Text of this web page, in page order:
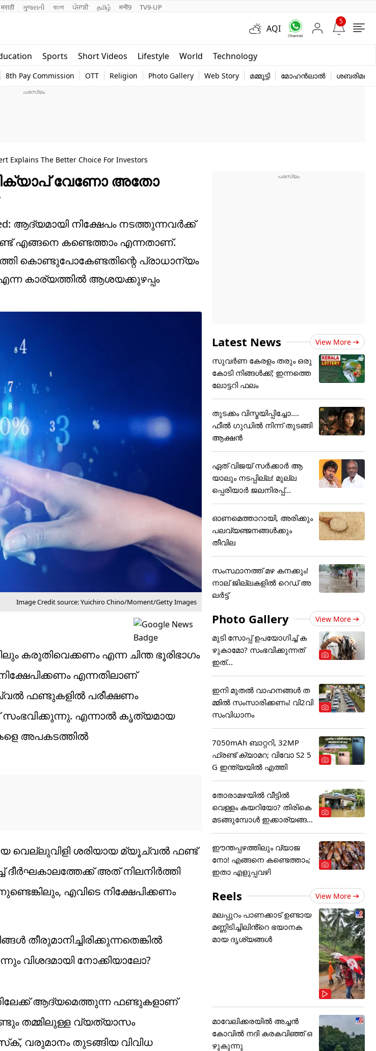
मराठी ગુજરાતી বাংলা ਪੰਜਾਬੀ தமிழ் मनी9 TV9-UP
AQI
5
Sports Short Videos Lifestyle World Technology
Web Story
8th Pay Commission OTT Religion Photo Gallery Web Story മമ്മൂട്ടി മോഹൻലാൽ ശബരിമല
Explains The Better Choice For Investors
വേണോ അതോ
ആദ്യമായി നിക്ഷേപം നടത്തുന്നവര്‍ക്ക്
എങ്ങനെ കണ്ടെത്താം എന്നതാണ്.
കൊണ്ടുപോകേണ്ടതിന്റെ പ്രാധാന്യം
കാര്യത്തില്‍ ആശയക്കുഴപ്പം
Image Credit source: Yuichiro Chino/Moment/Getty Images
കരുതിവെക്കണം എന്ന ചിന്ത ഭൂരിഭാഗം
എന്നതിലാണ്
ഫണ്ടുകളില്‍ പരീക്ഷണം
സംഭവിക്കുന്നു. എന്നാല്‍ കൃത്യമായ
അപകടത്തില്‍
വെല്ലുവിളി ശരിയായ മ്യൂച്വല്‍ ഫണ്ട്
ദീര്‍ഘകാലത്തേക്ക് അത് നിലനിര്‍ത്തി
എവിടെ നിക്ഷേപിക്കണം
തീരുമാനിച്ചിരിക്കുന്നതെങ്കില്‍
വിശദമായി നോക്കിയാലോ?
ആദ്യമെത്തുന്ന ഫണ്ടുകളാണ്
തമ്മിലുള്ള വ്യത്യാസം
വരുമാനം തുടങ്ങിയ വിവിധ
Latest News View More
സുവർണ കേരളം തരും ഒരു
കോടി നിങ്ങൾക്ക്; ഇന്നത്തെ
ലോട്ടറി ഫലം
തുടക്കം വിസ്മയിപ്പിച്ചോ....
ഫീൽ ഗുഡിൽ നിന്ന് തുടങ്ങി
ആക്ഷൻ
ഏത് വിജയ് സർക്കാർ ആ
യാലും നടപ്പില്ല! മുല്ല
പ്പെരിയാർ ജലനിരപ്പ്...
ഓണമെത്താറായി, അരിക്കും
പലവ്യഞ്ജനങ്ങൾക്കും
തീവില
സംസ്ഥാനത്ത് മഴ കനക്കും!
നാല് ജില്ലകളിൽ റെഡ് അ
ലർട്ട്
Photo Gallery View More
മുടി സോപ്പ് ഉപയോഗിച്ച് ക
ഴുകാമോ? സംഭവിക്കുന്നത്
ഇത്...
ഇനി മുതൽ വാഹനങ്ങൾ ത
മ്മിൽ സംസാരിക്കണം! വി2വി
സംവിധാനം
7050mAh ബാറ്ററി, 32MP
ഫ്രണ്ട് ക്യാമറ; വിവോ S2 5
G ഇന്ത്യയിൽ എത്തി
തോരാമഴയിൽ വീട്ടിൽ
വെള്ളം കയറിയോ? തിരികെ
മടങ്ങുമ്പോൾ ഇക്കാര്യങ്ങ
ൾ
ഈന്തപ്പഴത്തിലും വ്യാജ
നോ! എങ്ങനെ കണ്ടെത്താം;
ഇതാ എളുപ്പവഴി
Reels View More
മലപ്പുറം പാണക്കാട് ഉണ്ടായ
മണ്ണിടിച്ചിലിൻ്റെ ഭയാനക
മായ ദൃശ്യങ്ങൾ
മാവേലിക്കരയിൽ അച്ചൻ
കോവിൽ നദി കരകവിഞ്ഞ് ഒ
ഴുകുന്നു